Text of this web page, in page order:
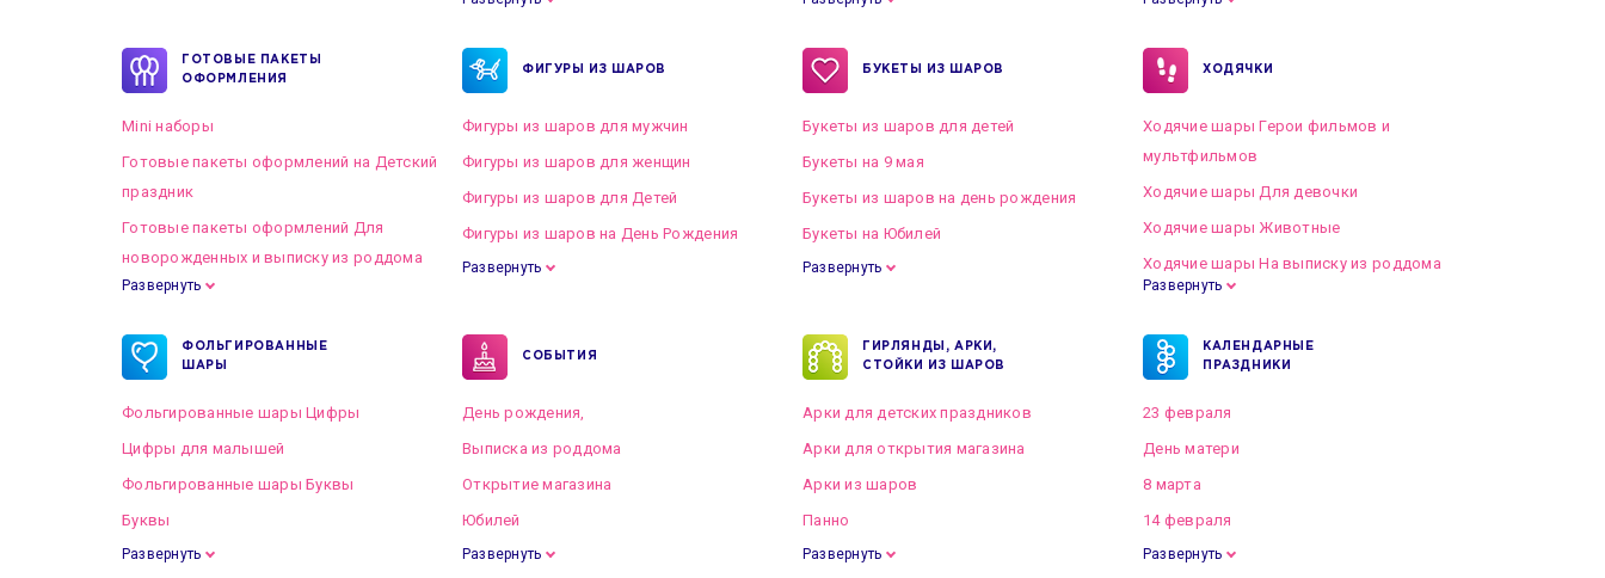
ГОТОВЫЕ ПАКЕТЫ
ОФОРМЛЕНИЯ
Mini наборы
Готовые пакеты оформлений на Детский
праздник
Готовые пакеты оформлений Для
новорожденных и выписку из роддома
Готовые пакеты оформлений на Свадьбу
Развернуть
ФИГУРЫ ИЗ ШАРОВ
Фигуры из шаров для мужчин
Фигуры из шаров для женщин
Фигуры из шаров для Детей
Фигуры из шаров на День Рождения
Развернуть
БУКЕТЫ ИЗ ШАРОВ
Букеты из шаров для детей
Букеты на 9 мая
Букеты из шаров на день рождения
Букеты на Юбилей
Развернуть
ХОДЯЧКИ
Ходячие шары Герои фильмов и
мультфильмов
Ходячие шары Для девочки
Ходячие шары Животные
Ходячие шары На выписку из роддома
Развернуть
ФОЛЬГИРОВАННЫЕ
ШАРЫ
Фольгированные шары Цифры
Цифры для малышей
Фольгированные шары Буквы
Буквы
Развернуть
СОБЫТИЯ
День рождения,
Выписка из роддома
Открытие магазина
Юбилей
Развернуть
ГИРЛЯНДЫ, АРКИ,
СТОЙКИ ИЗ ШАРОВ
Арки для детских праздников
Арки для открытия магазина
Арки из шаров
Панно
Развернуть
КАЛЕНДАРНЫЕ
ПРАЗДНИКИ
23 февраля
День матери
8 марта
14 февраля
Развернуть